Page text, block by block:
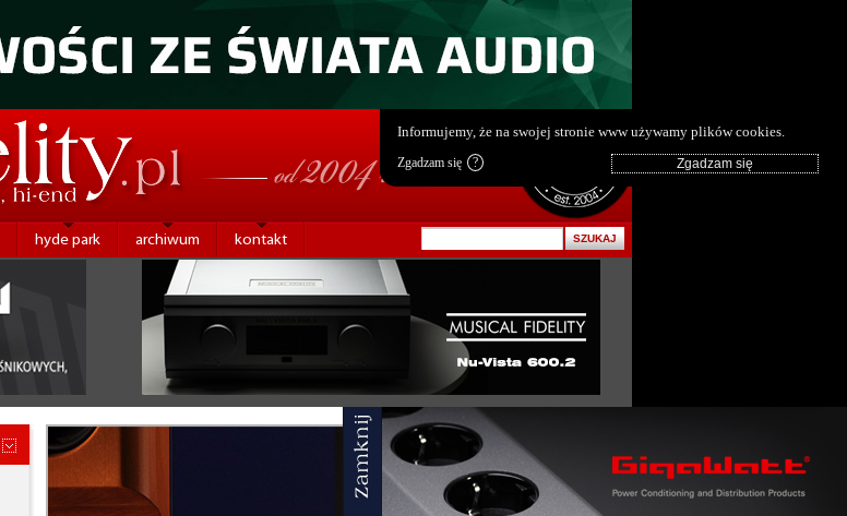
hyde park archiwum kontakt
Informujemy, że na swojej stronie www używamy plików cookies.
Zgadzam się ?